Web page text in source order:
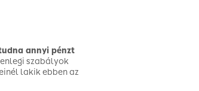
annyi pénzt
szabályok
lakik ebben az